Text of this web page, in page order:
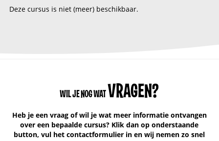
Deze cursus is niet (meer) beschikbaar.
WIL JE NOG WATVRAGEN?
Heb je een vraag of wil je wat meer informatie ontvangen
over een bepaalde cursus? Klik dan op onderstaande
button, vul het contactformulier in en wij nemen zo snel